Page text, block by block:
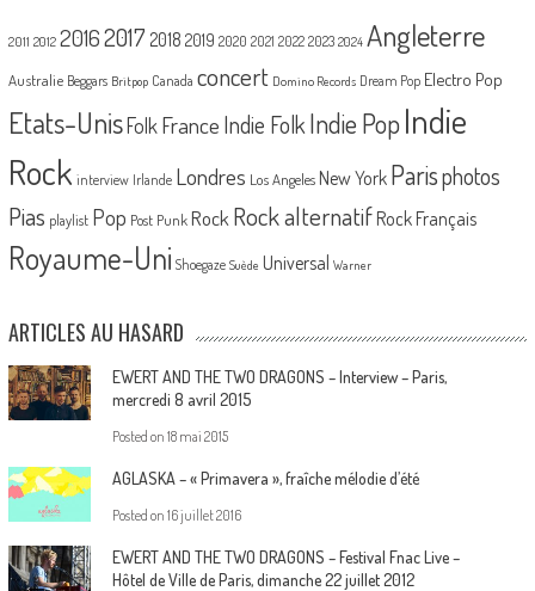
2011 2012 20162017 2018 2019 2020 2021 2022 2023 2024 Angleterre
Australie Beggars Britpop Canada concert Domino Records Dream Pop Electro Pop
Etats-UnisFolk France Indie FolkIndie PopIndie
Rock interview Irlande Londres Los Angeles New York Parisphotos
Pias playlist Pop Post Punk Rock Rock alternatif Rock Français
Royaume-Uni Shoegaze Suède Universal Warner
ARTICLES AU HASARD
EWERT AND THE TWO DRAGONS – Interview – Paris,
mercredi 8 avril 2015
Posted on 18 mai 2015
AGLASKA – « Primavera », fraîche mélodie d’été
Posted on 16 juillet 2016
EWERT AND THE TWO DRAGONS – Festival Fnac Live –
Hôtel de Ville de Paris, dimanche 22 juillet 2012